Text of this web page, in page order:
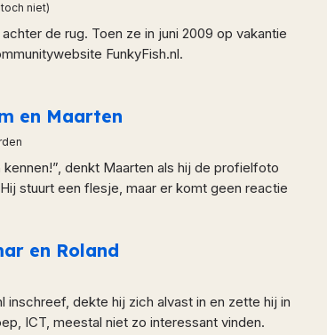
niet)
de rug. Toen ze in juni 2009 op vakantie
FunkyFish.nl.
en Maarten
denkt Maarten als hij de profielfoto
stuurt een flesje, maar er komt geen reactie
en Roland
inschreef, dekte hij zich alvast in en zette hij in
ICT, meestal niet zo interessant vinden.